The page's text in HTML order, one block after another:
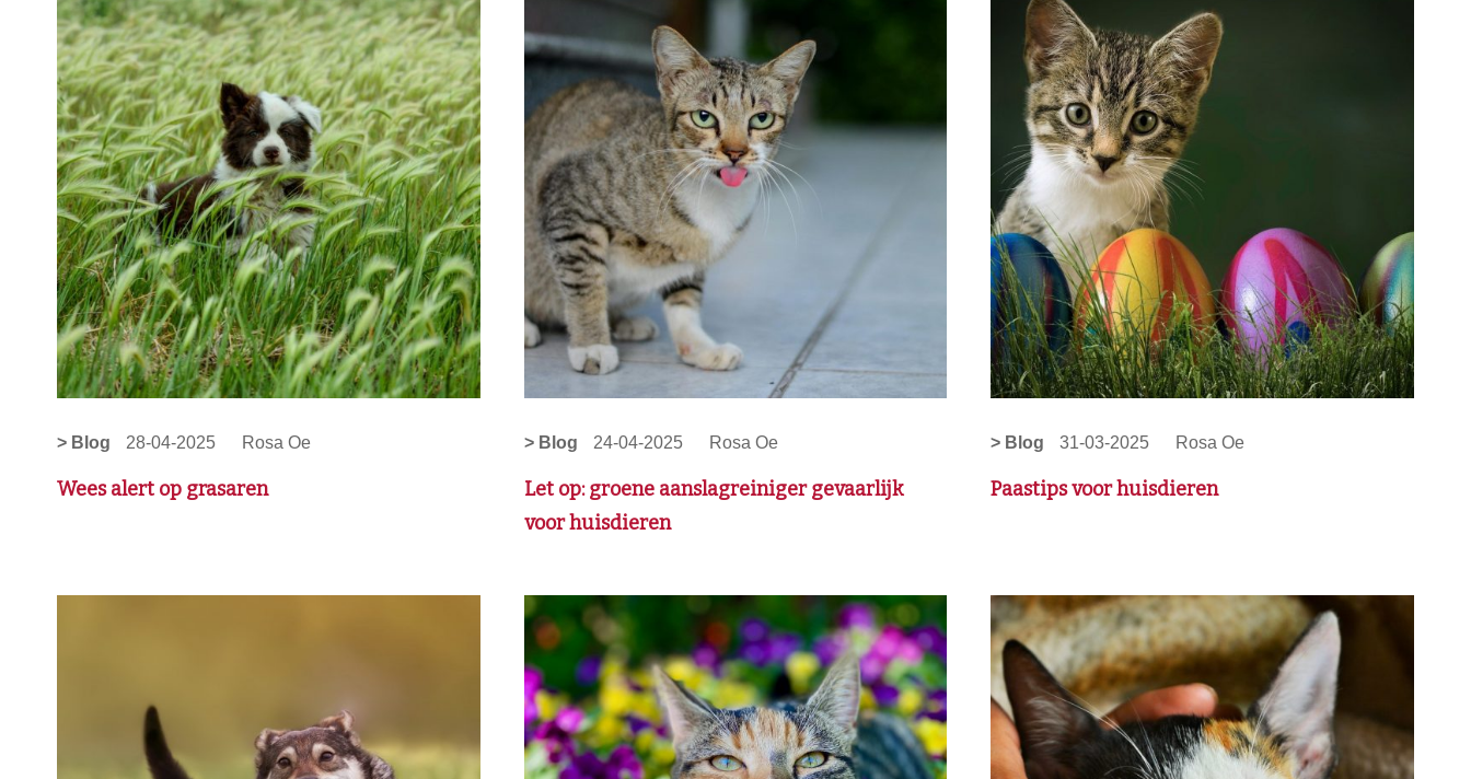
> Blog 28-04-2025 Rosa Oe
Wees alert op grasaren
> Blog 24-04-2025 Rosa Oe
Let op: groene aanslagreiniger gevaarlijk
voor huisdieren
> Blog 31-03-2025 Rosa Oe
Paastips voor huisdieren